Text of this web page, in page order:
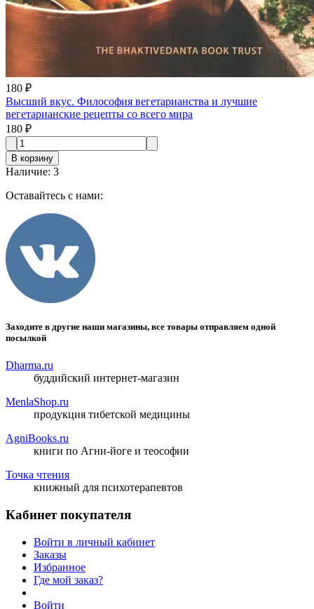
180 ₽
Высший вкус. Философия вегетарианства и лучшие
вегетарианские рецепты со всего мира
180 ₽
В корзину
Наличие: 3
Оставайтесь с нами:
Заходите в другие наши магазины, все товары отправляем одной
посылкой
Dharma.ru
буддийский интернет-магазин
MenlaShop.ru
продукция тибетской медицины
AgniBooks.ru
книги по Агни-йоге и теософии
Точка чтения
книжный для психотерапевтов
Кабинет покупателя
Войти в личный кабинет
Заказы
Избранное
Где мой заказ?
Войти